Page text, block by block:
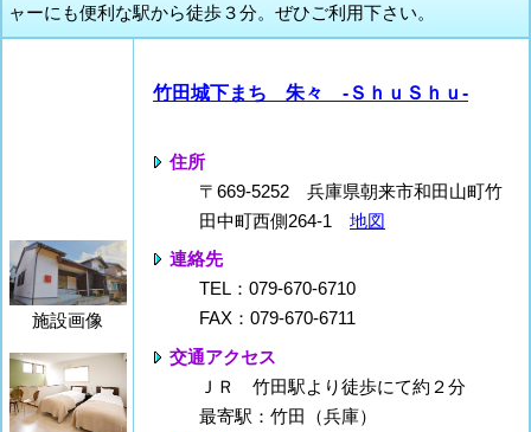
ャーにも便利な駅から徒歩３分。ぜひご利用下さい。
施設画像
竹田城下まち 朱々 ‐ＳｈｕＳｈｕ‐
住所
〒669-5252 兵庫県朝来市和田山町竹
田中町西側264-1 地図
連絡先
TEL：079-670-6710
FAX：079-670-6711
交通アクセス
ＪＲ 竹田駅より徒歩にて約２分
最寄駅：竹田（兵庫）